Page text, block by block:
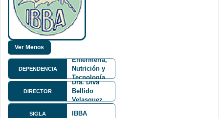
DEPENDENCIA
Facultad de
Enfermería,
Nutrición y
Tecnología
Médica
FMENT
DIRECTOR
Dra. Diva
Bellido
Velasquez
SIGLA IBBA